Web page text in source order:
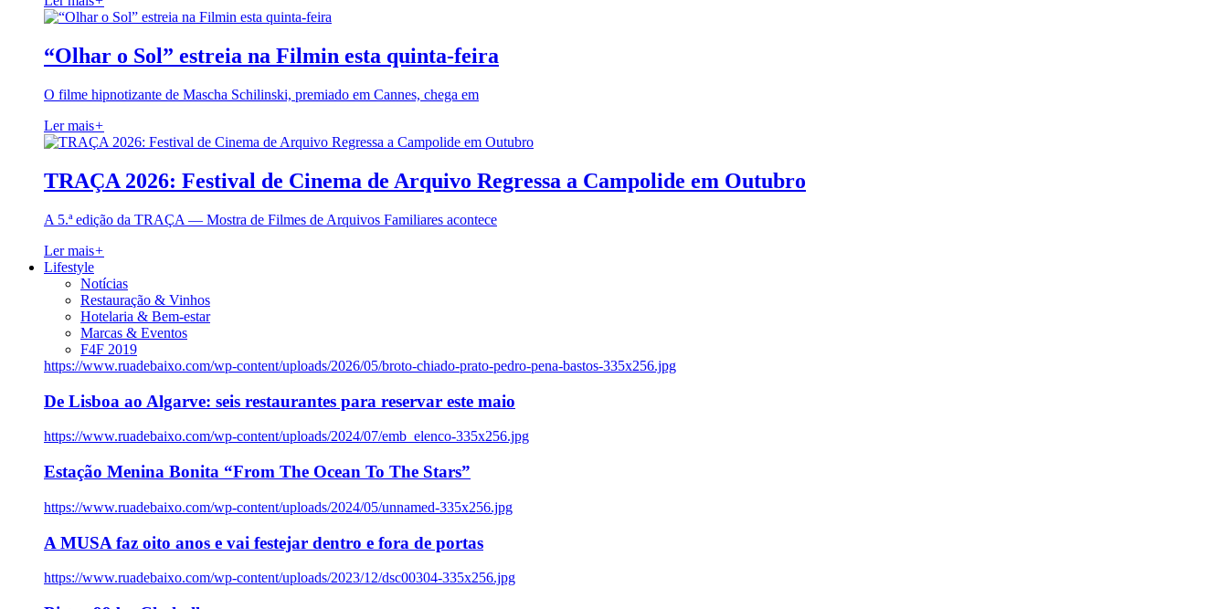
“Olhar o Sol” estreia na Filmin esta quinta-feira
O filme hipnotizante de Mascha Schilinski, premiado em Cannes, chega em
Ler mais+
TRAÇA 2026: Festival de Cinema de Arquivo Regressa a Campolide em Outubro
A 5.ª edição da TRAÇA — Mostra de Filmes de Arquivos Familiares acontece
Ler mais+
Lifestyle
Notícias
Restauração & Vinhos
Hotelaria & Bem-estar
Marcas & Eventos
F4F 2019
https://www.ruadebaixo.com/wp-content/uploads/2026/05/broto-chiado-prato-pedro-pena-bastos-335x256.jpg
De Lisboa ao Algarve: seis restaurantes para reservar este maio
https://www.ruadebaixo.com/wp-content/uploads/2024/07/emb_elenco-335x256.jpg
Estação Menina Bonita “From The Ocean To The Stars”
https://www.ruadebaixo.com/wp-content/uploads/2024/05/unnamed-335x256.jpg
A MUSA faz oito anos e vai festejar dentro e fora de portas
https://www.ruadebaixo.com/wp-content/uploads/2023/12/dsc00304-335x256.jpg